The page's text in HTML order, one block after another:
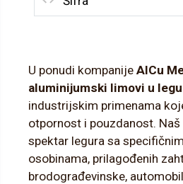
U ponudi kompanije AlCu
aluminijumski limovi u
industrijskim primenama
otpornost i pouzdanost.
spektar legura sa
osobinama, prilagođenih
brodograđevinske,